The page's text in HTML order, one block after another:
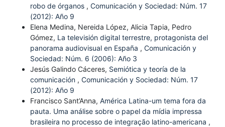
robo de órganos , Comunicación y Sociedad: Núm. 17
(2012): Año 9
Elena Medina, Nereida López, Alicia Tapia, Pedro
Gómez, La televisión digital terrestre, protagonista del
panorama audiovisual en España , Comunicación y
Sociedad: Núm. 6 (2006): Año 3
Jesús Galindo Cáceres, Semiótica y teoría de la
comunicación , Comunicación y Sociedad: Núm. 17
(2012): Año 9
Francisco Sant’Anna, América Latina-um tema fora da
pauta. Uma análise sobre o papel da mídia impressa
brasileira no processo de integração latino-americana ,